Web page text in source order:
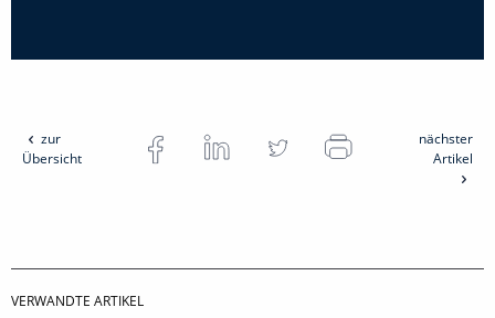
zur
Übersicht
nächster
Artikel
VERWANDTE ARTIKEL